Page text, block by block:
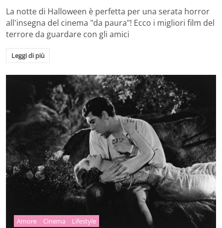
La notte di Halloween è perfetta per una serata horror
all'insegna del cinema "da paura"! Ecco i migliori film del
terrore da guardare con gli amici
Leggi di più
Amore Cinema Lifestyle